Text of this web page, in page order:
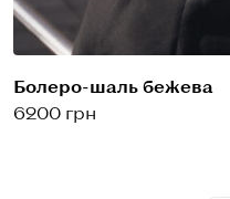
Болеро-шаль бежева
6200 грн